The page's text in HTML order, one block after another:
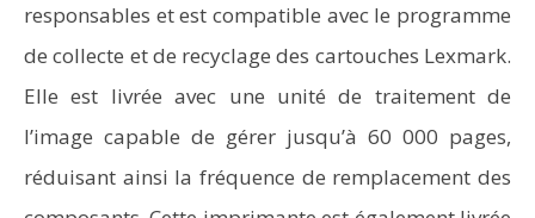
responsables et est compatible avec le programme
de collecte et de recyclage des cartouches Lexmark.
Elle est livrée avec une unité de traitement de
l’image capable de gérer jusqu’à 60 000 pages,
réduisant ainsi la fréquence de remplacement des